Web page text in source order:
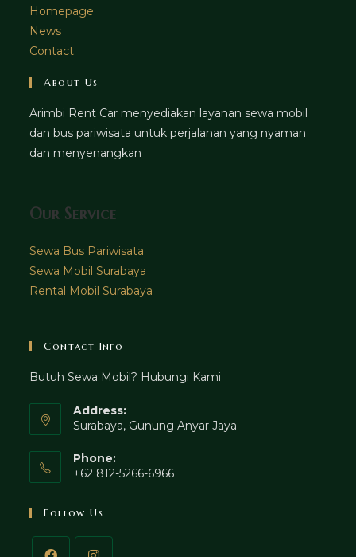
Homepage
News
Contact
About Us
Arimbi Rent Car menyediakan layanan sewa mobil
dan bus pariwisata untuk perjalanan yang nyaman
dan menyenangkan
Our Service
Sewa Bus Pariwisata
Sewa Mobil Surabaya
Rental Mobil Surabaya
Contact Info
Butuh Sewa Mobil? Hubungi Kami
Address:
Surabaya, Gunung Anyar Jaya
Phone:
+62 812-5266-6966
Follow Us